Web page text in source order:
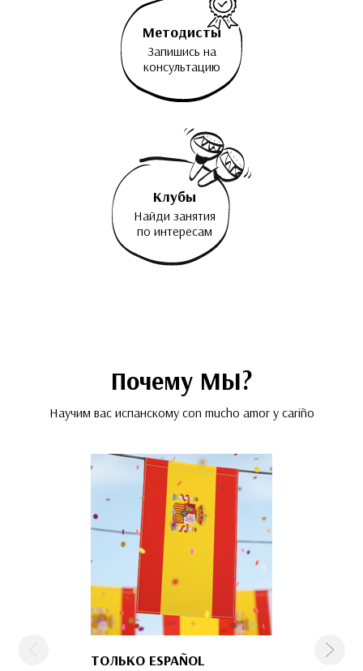
Методисты
Запишись на
консультацию
Клубы
Найди занятия
по интересам
Почему МЫ?
Научим вас испанскому con mucho amor y cariño
ТОЛЬКО ESPAÑOL
КОМАНДА
Предыдущая